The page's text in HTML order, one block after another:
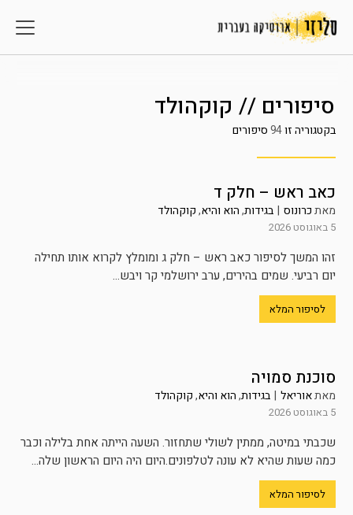
סיפורים // קוקהולד
בקטגוריה זו94סיפורים
כאב ראש – חלק ד
מאתכרונוס | בגידות,הוא והיא,קוקהולד
5 באוגוסט 2026
זהו המשך לסיפור כאב ראש – חלק ג ומומלץ לקרוא אותו תחילה
יום רביעי. שמים בהירים, ערב ירושלמי קר ויבש...
לסיפור המלא
סוכנת סמויה
מאתאוריאל | בגידות,הוא והיא,קוקהולד
5 באוגוסט 2026
שכבתי במיטה, ממתין לשולי שתחזור. השעה הייתה אחת בלילה וכבר
כמה שעות שהיא לא עונה לטלפונים.היום היה היום הראשון שלה...
לסיפור המלא